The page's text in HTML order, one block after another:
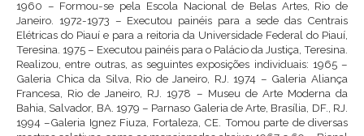
1960 – Formou-se pela Escola Nacional de Belas Artes, Rio de
Janeiro. 1972-1973 – Executou painéis para a sede das Centrais
Elétricas do Piauí e para a reitoria da Universidade Federal do Piauí,
Teresina. 1975 – Executou painéis para o Palácio da Justiça, Teresina.
Realizou, entre outras, as seguintes exposições individuais: 1965 –
Galeria Chica da Silva, Rio de Janeiro, RJ. 1974 – Galeria Aliança
Francesa, Rio de Janeiro, RJ. 1978 – Museu de Arte Moderna da
Bahia, Salvador, BA. 1979 – Parnaso Galeria de Arte, Brasília, DF., RJ.
1994 –Galeria Ignez Fiuza, Fortaleza, CE. Tomou parte de diversas